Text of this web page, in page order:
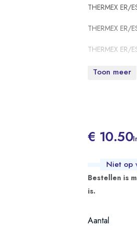
THERMEX ER/
THERMEX ER/
THERMEX ER/
THERMEX ER/
Toon meer
€ 10.50
Niet op
Bestellen is
is.
Aantal